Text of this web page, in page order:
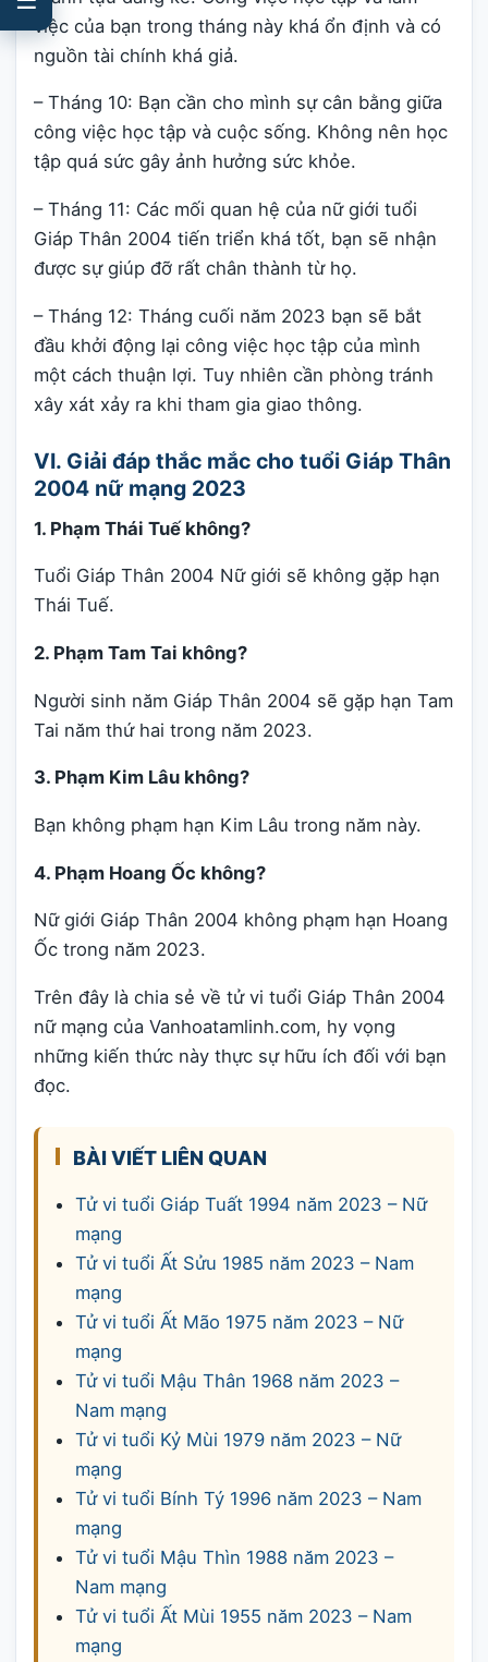
việc của bạn trong tháng này khá ổn định và có
nguồn tài chính khá giả.
– Tháng 10: Bạn cần cho mình sự cân bằng giữa
công việc học tập và cuộc sống. Không nên học
tập quá sức gây ảnh hưởng sức khỏe.
– Tháng 11: Các mối quan hệ của nữ giới tuổi
Giáp Thân 2004 tiến triển khá tốt, bạn sẽ nhận
được sự giúp đỡ rất chân thành từ họ.
– Tháng 12: Tháng cuối năm 2023 bạn sẽ bắt
đầu khởi động lại công việc học tập của mình
một cách thuận lợi. Tuy nhiên cần phòng tránh
xây xát xảy ra khi tham gia giao thông.
VI. Giải đáp thắc mắc cho tuổi Giáp Thân
2004 nữ mạng 2023
1. Phạm Thái Tuế không?
Tuổi Giáp Thân 2004 Nữ giới sẽ không gặp hạn
Thái Tuế.
2. Phạm Tam Tai không?
Người sinh năm Giáp Thân 2004 sẽ gặp hạn Tam
Tai năm thứ hai trong năm 2023.
3. Phạm Kim Lâu không?
Bạn không phạm hạn Kim Lâu trong năm này.
4. Phạm Hoang Ốc không?
Nữ giới Giáp Thân 2004 không phạm hạn Hoang
Ốc trong năm 2023.
Trên đây là chia sẻ về tử vi tuổi Giáp Thân 2004
nữ mạng của Vanhoatamlinh.com, hy vọng
những kiến thức này thực sự hữu ích đối với bạn
đọc.
BÀI VIẾT LIÊN QUAN
Tử vi tuổi Giáp Tuất 1994 năm 2023 – Nữ
mạng
Tử vi tuổi Ất Sửu 1985 năm 2023 – Nam
mạng
Tử vi tuổi Ất Mão 1975 năm 2023 – Nữ
mạng
Tử vi tuổi Mậu Thân 1968 năm 2023 –
Nam mạng
Tử vi tuổi Kỷ Mùi 1979 năm 2023 – Nữ
mạng
Tử vi tuổi Bính Tý 1996 năm 2023 – Nam
mạng
Tử vi tuổi Mậu Thìn 1988 năm 2023 –
Nam mạng
Tử vi tuổi Ất Mùi 1955 năm 2023 – Nam
mạng